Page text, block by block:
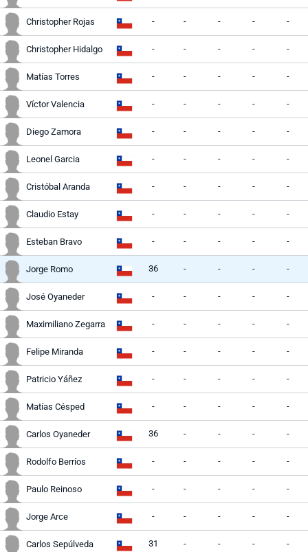
Christopher Rojas - - - - -
Christopher Hidalgo - - - - -
Matías Torres - - - - -
Víctor Valencia - - - - -
Diego Zamora - - - - -
Leonel Garcia - - - - -
Cristóbal Aranda - - - - -
Claudio Estay - - - - -
Esteban Bravo - - - - -
Jorge Romo 36 - - - -
José Oyaneder - - - - -
Maximiliano Zegarra - - - - -
Felipe Miranda - - - - -
Patricio Yáñez - - - - -
Matías Césped - - - - -
Carlos Oyaneder 36 - - - -
Rodolfo Berríos - - - - -
Paulo Reinoso - - - - -
Jorge Arce - - - - -
Carlos Sepúlveda 31 - - - -